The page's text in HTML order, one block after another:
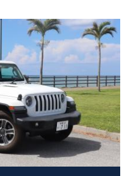
荷物の多いシーンでも快適で
では余裕をもって走れるバラ
も疲れにくさにつながりま
める方に、非常に相性の良い
方 ・コンパクトでも上質感を
たレンタカーを選びたい方 に
縄の旅を上質で心地よいものに
無理なく、
洗練されたドライブを、ぜひ